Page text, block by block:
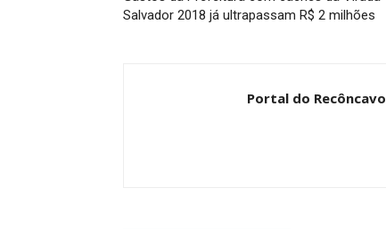
Salvador 2018 já ultrapassam R$ 2 milhões
Portal do Recôncavo